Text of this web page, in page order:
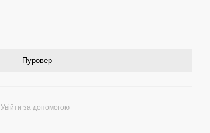
Пуровер
Увійти за допомогою